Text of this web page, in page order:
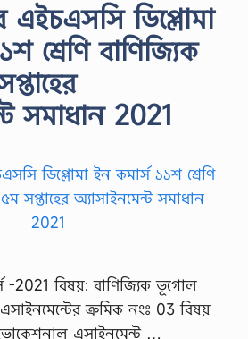
এইচএসসি ডিপ্লোমা
শ্রেণি বাণিজ্যিক
সমাধান 2021
-2021 বিষয়: বাণিজ্যিক ভূগোল
ক্রমিক নংঃ 03 বিষয়
এসাইনমেন্ট …